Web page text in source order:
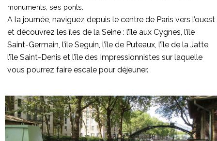
monuments, ses ponts.
A la journée, naviguez depuis le centre de Paris vers l’ouest
et découvrez les îles de la Seine : l’île aux Cygnes, l’île
Saint-Germain, l’île Seguin, l’île de Puteaux, l’île de la Jatte,
l’île Saint-Denis et l’île des Impressionnistes sur laquelle
vous pourrez faire escale pour déjeuner.